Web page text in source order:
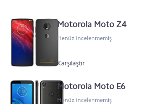
Motorola Moto Z4
Henüz incelenmemiş
Karşılaştır
Motorola Moto E6
Henüz incelenmemiş